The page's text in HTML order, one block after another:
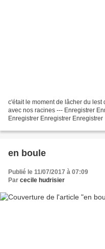
c'était le moment de lâcher du
avec nos racines --- Enregistrer
Enregistrer Enregistrer Enregistrer
en boule
Publié le 11/07/2017 à 07:09
Par cecile hudrisier